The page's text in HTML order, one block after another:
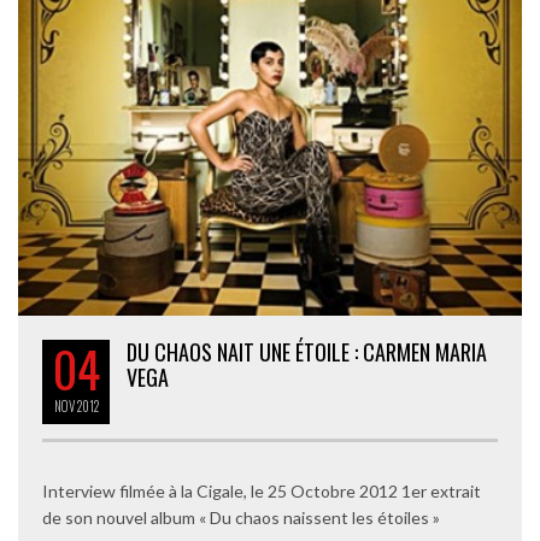
04
NOV2012
DU CHAOS NAIT UNE ÉTOILE : CARMEN MARIA
VEGA
Interview filmée à la Cigale, le 25 Octobre 2012 1er extrait
de son nouvel album « Du chaos naissent les étoiles »